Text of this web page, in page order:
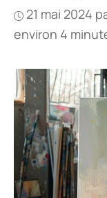
21 mai 2024
environ 4